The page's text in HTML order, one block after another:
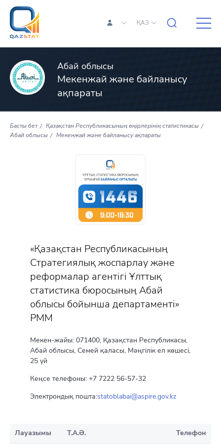
ҚАЗ
Абай облысы
Мекенжай және байланысу
ақпараты
Басты бет
Қазақстан Республикасының өңірлерінің статистикасы
Абай облысы
Мекенжай және байланысу ақпараты
«Қазақстан Республикасының
Стратегиялық жоспарлау және
реформалар агентігі Ұлттық
статистика бюросының Абай
облысы бойынша департаменті»
РММ
Мекен-жайы: 071400, Қазақстан Республикасы,
Абай облысы, Семей қаласы, Мәңгілік ел көшесі,
25 үй
Кеңсе телефоны: +7 7222 56-57-32
Электрондық пошта:statoblabai@aspire.gov.kz
Лауазымы Т.А.Ә. Телефон